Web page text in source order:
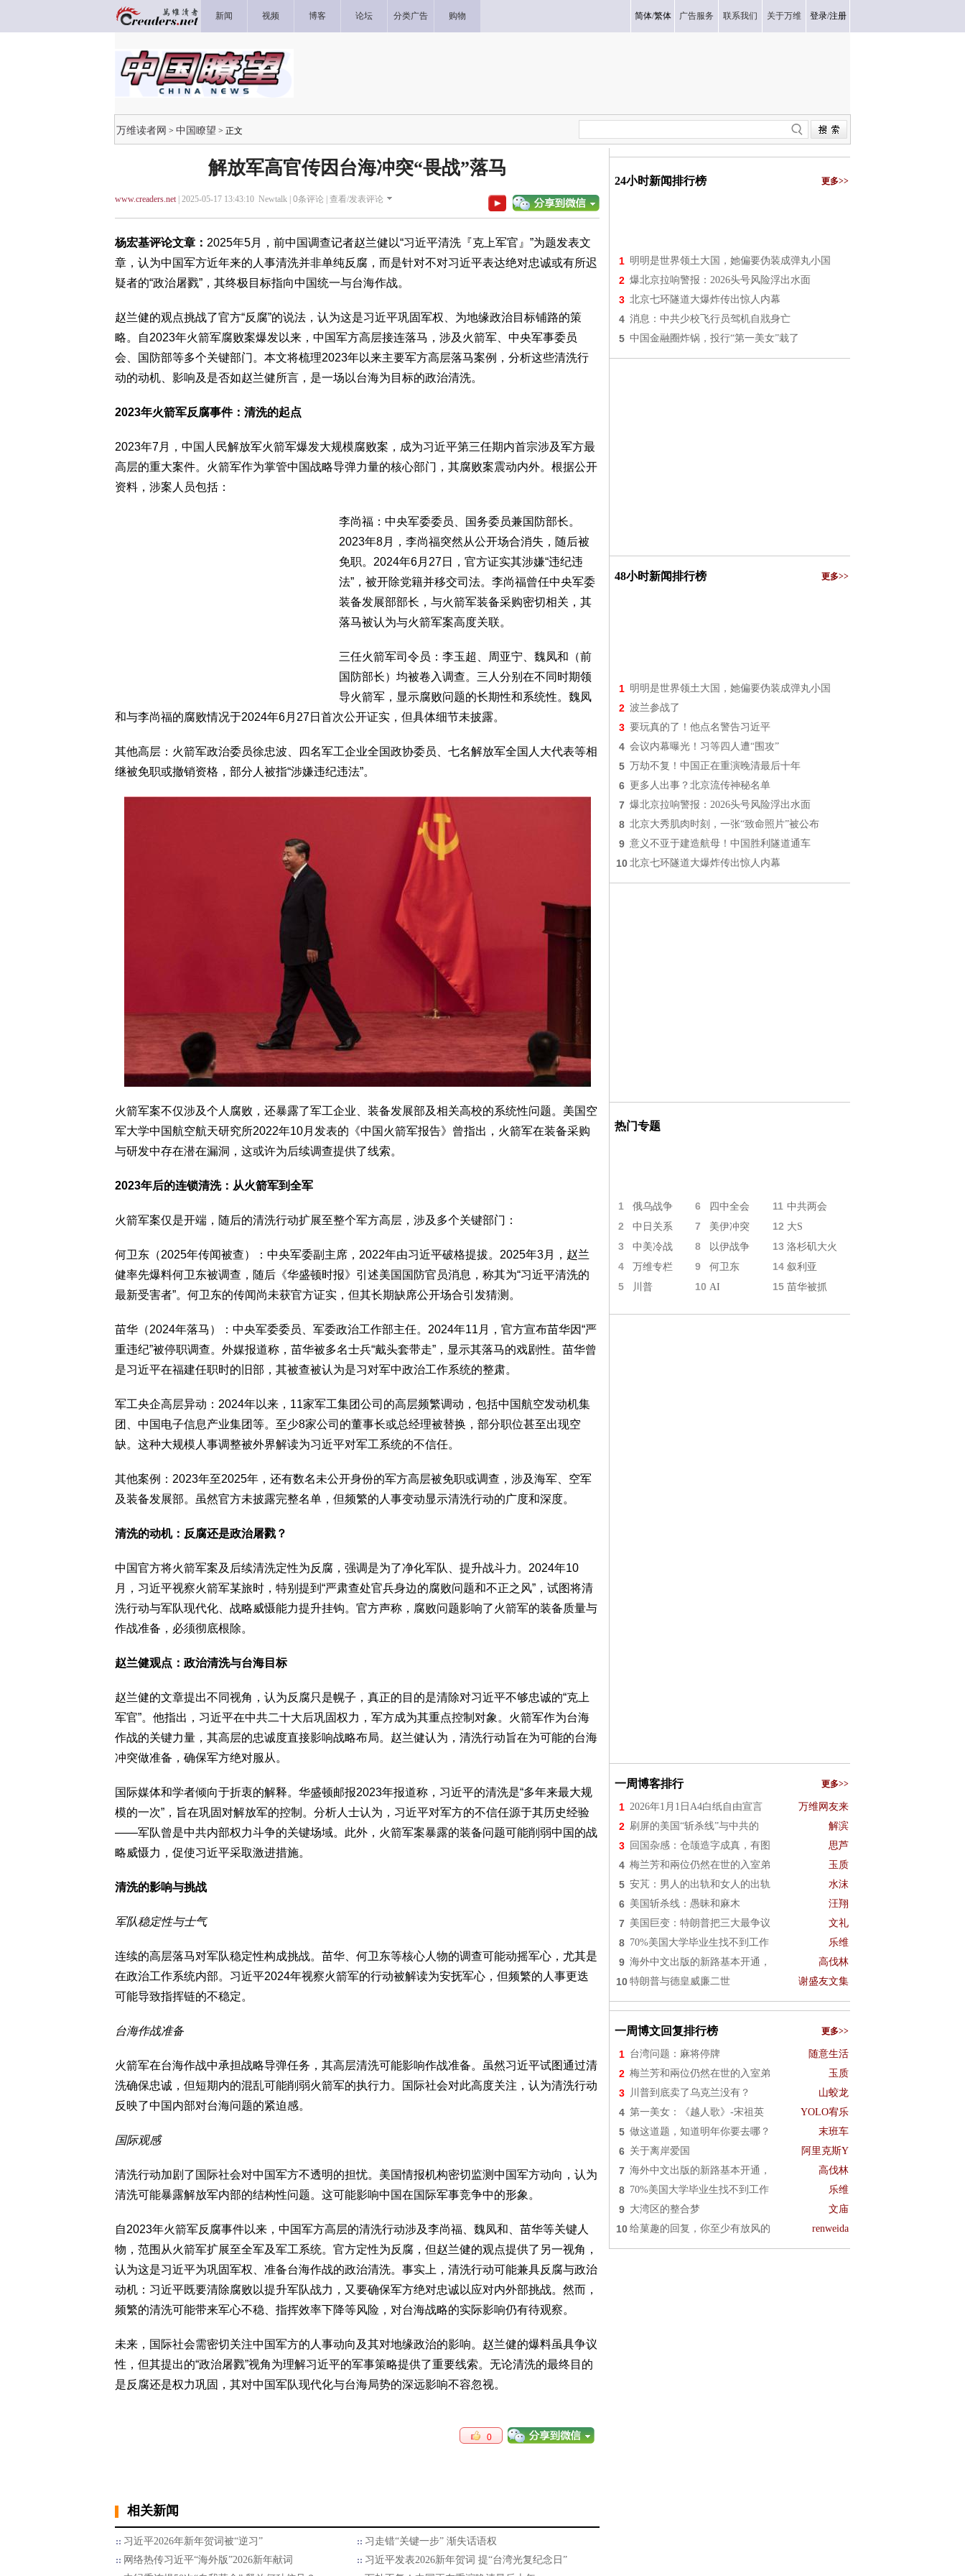
新闻 视频 博客 论坛 分类广告 购物 简体/繁体 广告服务 联系我们 关于万维 登录/注册
万维读者网 > 中国瞭望 > 正文
解放军高官传因台海冲突“畏战”落马
www.creaders.net| 2025-05-17 13:43:10 Newtalk | 0条评论 | 查看/发表评论
杨宏基评论文章： 2025年5月，前中国调查记者赵兰健以“习近平清洗『克上军官』”为题发表文
章，认为中国军方近年来的人事清洗并非单纯反腐，而是针对不对习近平表达绝对忠诚或有所迟
疑者的“政治屠戮”，其终极目标指向中国统一与台海作战。
赵兰健的观点挑战了官方“反腐”的说法，认为这是习近平巩固军权、为地缘政治目标铺路的策
略。自2023年火箭军腐败案爆发以来，中国军方高层接连落马，涉及火箭军、中央军事委员
会、国防部等多个关键部门。本文将梳理2023年以来主要军方高层落马案例，分析这些清洗行
动的动机、影响及是否如赵兰健所言，是一场以台海为目标的政治清洗。
2023年火箭军反腐事件：清洗的起点
2023年7月，中国人民解放军火箭军爆发大规模腐败案，成为习近平第三任期内首宗涉及军方最
高层的重大案件。火箭军作为掌管中国战略导弹力量的核心部门，其腐败案震动内外。根据公开
资料，涉案人员包括：
李尚福：中央军委委员、国务委员兼国防部长。
2023年8月，李尚福突然从公开场合消失，随后被
免职。2024年6月27日，官方证实其涉嫌“违纪违
法”，被开除党籍并移交司法。李尚福曾任中央军委
装备发展部部长，与火箭军装备采购密切相关，其
落马被认为与火箭军案高度关联。
三任火箭军司令员：李玉超、周亚宁、魏凤和（前
国防部长）均被卷入调查。三人分别在不同时期领
导火箭军，显示腐败问题的长期性和系统性。魏凤
和与李尚福的腐败情况于2024年6月27日首次公开证实，但具体细节未披露。
其他高层：火箭军政治委员徐忠波、四名军工企业全国政协委员、七名解放军全国人大代表等相
继被免职或撤销资格，部分人被指“涉嫌违纪违法”。
火箭军案不仅涉及个人腐败，还暴露了军工企业、装备发展部及相关高校的系统性问题。美国空
军大学中国航空航天研究所2022年10月发表的《中国火箭军报告》曾指出，火箭军在装备采购
与研发中存在潜在漏洞，这或许为后续调查提供了线索。
2023年后的连锁清洗：从火箭军到全军
火箭军案仅是开端，随后的清洗行动扩展至整个军方高层，涉及多个关键部门：
何卫东（2025年传闻被查）：中央军委副主席，2022年由习近平破格提拔。2025年3月，赵兰
健率先爆料何卫东被调查，随后《华盛顿时报》引述美国国防官员消息，称其为“习近平清洗的
最新受害者”。何卫东的传闻尚未获官方证实，但其长期缺席公开场合引发猜测。
苗华（2024年落马）：中央军委委员、军委政治工作部主任。2024年11月，官方宣布苗华因“严
重违纪”被停职调查。外媒报道称，苗华被多名士兵“戴头套带走”，显示其落马的戏剧性。苗华曾
是习近平在福建任职时的旧部，其被查被认为是习对军中政治工作系统的整肃。
军工央企高层异动：2024年以来，11家军工集团公司的高层频繁调动，包括中国航空发动机集
团、中国电子信息产业集团等。至少8家公司的董事长或总经理被替换，部分职位甚至出现空
缺。这种大规模人事调整被外界解读为习近平对军工系统的不信任。
其他案例：2023年至2025年，还有数名未公开身份的军方高层被免职或调查，涉及海军、空军
及装备发展部。虽然官方未披露完整名单，但频繁的人事变动显示清洗行动的广度和深度。
清洗的动机：反腐还是政治屠戮？
中国官方将火箭军案及后续清洗定性为反腐，强调是为了净化军队、提升战斗力。2024年10
月，习近平视察火箭军某旅时，特别提到“严肃查处官兵身边的腐败问题和不正之风”，试图将清
洗行动与军队现代化、战略威慑能力提升挂钩。官方声称，腐败问题影响了火箭军的装备质量与
作战准备，必须彻底根除。
赵兰健观点：政治清洗与台海目标
赵兰健的文章提出不同视角，认为反腐只是幌子，真正的目的是清除对习近平不够忠诚的“克上
军官”。他指出，习近平在中共二十大后巩固权力，军方成为其重点控制对象。火箭军作为台海
作战的关键力量，其高层的忠诚度直接影响战略布局。赵兰健认为，清洗行动旨在为可能的台海
冲突做准备，确保军方绝对服从。
国际媒体和学者倾向于折衷的解释。华盛顿邮报2023年报道称，习近平的清洗是“多年来最大规
模的一次”，旨在巩固对解放军的控制。分析人士认为，习近平对军方的不信任源于其历史经验
——军队曾是中共内部权力斗争的关键场域。此外，火箭军案暴露的装备问题可能削弱中国的战
略威慑力，促使习近平采取激进措施。
清洗的影响与挑战
军队稳定性与士气
连续的高层落马对军队稳定性构成挑战。苗华、何卫东等核心人物的调查可能动摇军心，尤其是
在政治工作系统内部。习近平2024年视察火箭军的行动被解读为安抚军心，但频繁的人事更迭
可能导致指挥链的不稳定。
台海作战准备
火箭军在台海作战中承担战略导弹任务，其高层清洗可能影响作战准备。虽然习近平试图通过清
洗确保忠诚，但短期内的混乱可能削弱火箭军的执行力。国际社会对此高度关注，认为清洗行动
反映了中国内部对台海问题的紧迫感。
国际观感
清洗行动加剧了国际社会对中国军方不透明的担忧。美国情报机构密切监测中国军方动向，认为
清洗可能暴露解放军内部的结构性问题。这可能影响中国在国际军事竞争中的形象。
自2023年火箭军反腐事件以来，中国军方高层的清洗行动涉及李尚福、魏凤和、苗华等关键人
物，范围从火箭军扩展至全军及军工系统。官方定性为反腐，但赵兰健的观点提供了另一视角，
认为这是习近平为巩固军权、准备台海作战的政治清洗。事实上，清洗行动可能兼具反腐与政治
动机：习近平既要清除腐败以提升军队战力，又要确保军方绝对忠诚以应对内外部挑战。然而，
频繁的清洗可能带来军心不稳、指挥效率下降等风险，对台海战略的实际影响仍有待观察。
未来，国际社会需密切关注中国军方的人事动向及其对地缘政治的影响。赵兰健的爆料虽具争议
性，但其提出的“政治屠戮”视角为理解习近平的军事策略提供了重要线索。无论清洗的最终目的
是反腐还是权力巩固，其对中国军队现代化与台海局势的深远影响不容忽视。
0
相关新闻
习近平2026年新年贺词被“逆习”
习走错“关键一步” 渐失话语权
网络热传习近平“海外版”2026新年献词
习近平发表2026新年贺词 提“台湾光复纪念日”
24小时新闻排行榜 更多>>
1 明明是世界领土大国，她偏要伪装成弹丸小国
2 爆北京拉响警报：2026头号风险浮出水面
3 北京七环隧道大爆炸传出惊人内幕
4 消息：中共少校飞行员驾机自戕身亡
5 中国金融圈炸锅，投行“第一美女”栽了
48小时新闻排行榜 更多>>
1 明明是世界领土大国，她偏要伪装成弹丸小国
2 波兰参战了
3 要玩真的了！他点名警告习近平
4 会议内幕曝光！习等四人遭“围攻”
5 万劫不复！中国正在重演晚清最后十年
6 更多人出事？北京流传神秘名单
7 爆北京拉响警报：2026头号风险浮出水面
8 北京大秀肌肉时刻，一张“致命照片”被公布
9 意义不亚于建造航母！中国胜利隧道通车
10 北京七环隧道大爆炸传出惊人内幕
热门专题
1 俄乌战争 6 四中全会 11 中共两会
2 中日关系 7 美伊冲突 12 大S
3 中美冷战 8 以伊战争 13 洛杉矶大火
4 万维专栏 9 何卫东 14 叙利亚
5 川普 10 AI 15 苗华被抓
一周博客排行 更多>>
1 2026年1月1日A4白纸自由宣言 万维网友来
2 刷屏的美国“斩杀线”与中共的 解滨
3 回国杂感：仓颉造字成真，有图 思芦
4 梅兰芳和兩位仍然在世的入室弟 玉质
5 安芃：男人的出轨和女人的出轨 水沫
6 美国斩杀线：愚昧和麻木 汪翔
7 美国巨变：特朗普把三大最争议 文礼
8 70%美国大学毕业生找不到工作 乐维
9 海外中文出版的新路基本开通， 高伐林
10 特朗普与德皇威廉二世 谢盛友文集
一周博文回复排行榜 更多>>
1 台湾问题：麻将停牌 随意生活
2 梅兰芳和兩位仍然在世的入室弟 玉质
3 川普到底卖了乌克兰没有？ 山蛟龙
4 第一美女：《越人歌》-宋祖英 YOLO宥乐
5 做这道题，知道明年你要去哪？ 末班车
6 关于离岸爱国 阿里克斯Y
7 海外中文出版的新路基本开通， 高伐林
8 70%美国大学毕业生找不到工作 乐维
9 大湾区的整合梦 文庙
10 给菓趣的回复，你至少有放风的 renweida